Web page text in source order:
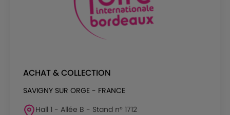
ACHAT & COLLECTION
SAVIGNY SUR ORGE - FRANCE
Hall 1 - Allée B - Stand n° 1712